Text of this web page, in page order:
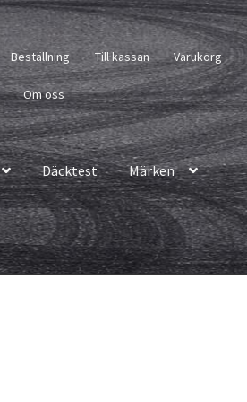
Beställning Till kassan Varukorg
Om oss
Däcktest Märken